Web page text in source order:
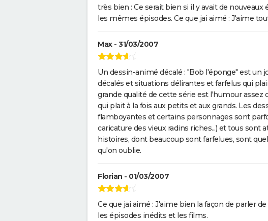
très bien : Ce serait bien si il y avait de
les mêmes épisodes. Ce que jai aimé : J'aime
Max - 31/03/2007
Un dessin-animé décalé : "Bob l'éponge" est un
décalés et situations délirantes et farfelus qui
grande qualité de cette série est l'humour assez
qui plait à la fois aux petits et aux grands. Les
flamboyantes et certains personnages sont
caricature des vieux radins riches...) et tous sont
histoires, dont beaucoup sont farfelues, sont
qu'on oublie.
Florian - 01/03/2007
Ce que jai aimé : J'aime bien la façon de parler
les épisodes inédits et les films.